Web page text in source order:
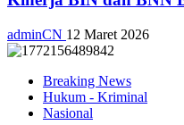
adminCN 12 Maret 2026
Breaking News
Hukum - Kriminal
Nasional